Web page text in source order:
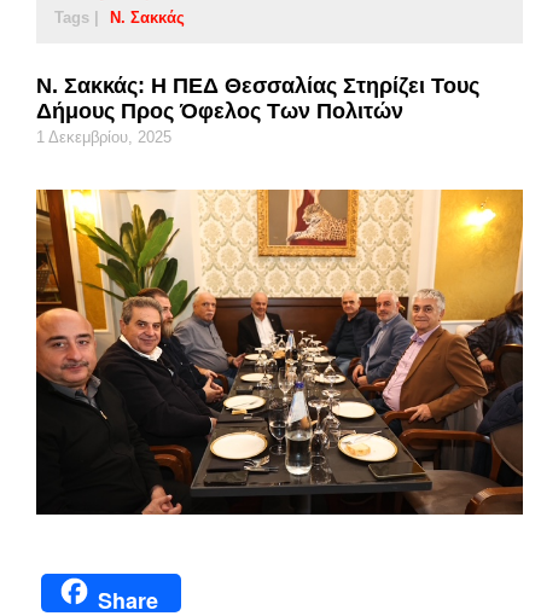
Tags | Ν. Σακκάς
Ν. Σακκάς: Η ΠΕΔ Θεσσαλίας Στηρίζει Τους
Δήμους Προς Όφελος Των Πολιτών
1 Δεκεμβρίου, 2025
Share